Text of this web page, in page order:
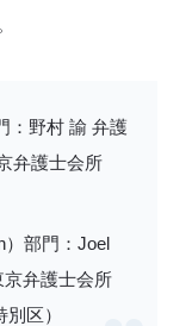
：野村 諭 弁護
弁護士会所
）部門：Joel
弁護士会所
区）